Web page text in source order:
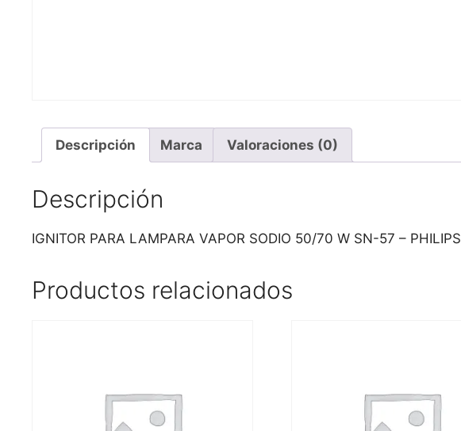
Descripción Marca Valoraciones (0)
Descripción
IGNITOR PARA LAMPARA VAPOR SODIO 50/70 W SN-57 – PHILIPS
Productos relacionados